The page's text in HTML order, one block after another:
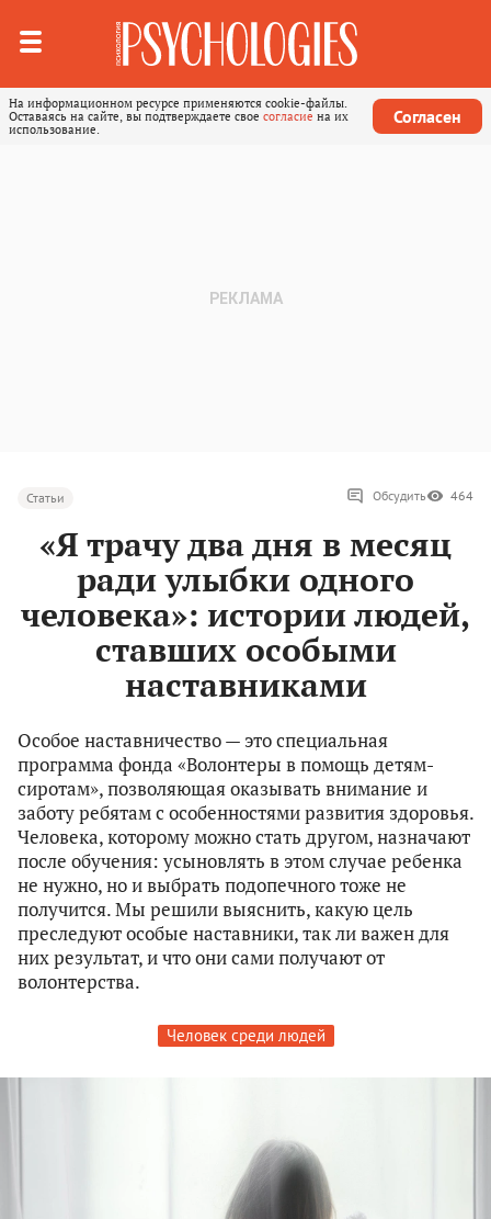
На информационном ресурсе применяются cookie-файлы.
Оставаясь на сайте, вы подтверждаете свое согласие на их
использование.
Согласен
Статьи Обсудить 464
«Я трачу два дня в месяц
ради улыбки одного
человека»: истории людей,
ставших особыми
наставниками
Особое наставничество — это специальная
программа фонда «Волонтеры в помощь детям-
сиротам», позволяющая оказывать внимание и
заботу ребятам с особенностями развития здоровья.
Человека, которому можно стать другом, назначают
после обучения: усыновлять в этом случае ребенка
не нужно, но и выбрать подопечного тоже не
получится. Мы решили выяснить, какую цель
преследуют особые наставники, так ли важен для
них результат, и что они сами получают от
волонтерства.
Человек среди людей